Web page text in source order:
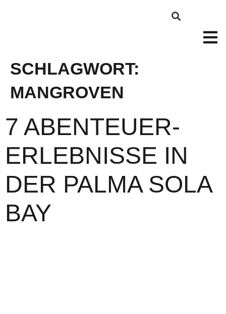
SCHLAGWORT:
MANGROVEN
7 ABENTEUER-
ERLEBNISSE IN
DER PALMA SOLA
BAY